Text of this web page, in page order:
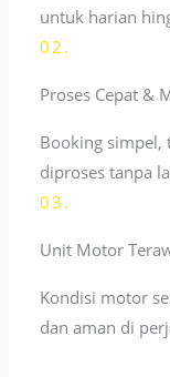
untuk harian
02.
Proses Cepat &
Booking simpel,
diproses tanpa
03.
Unit Motor
Kondisi motor
dan aman di